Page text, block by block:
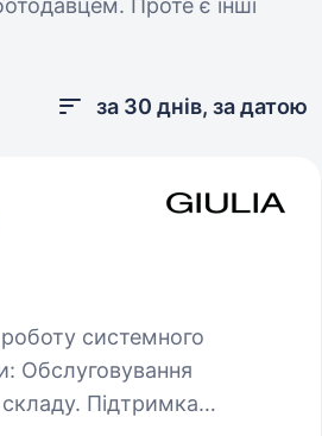
Проте є інші
за 30 днів, за датою